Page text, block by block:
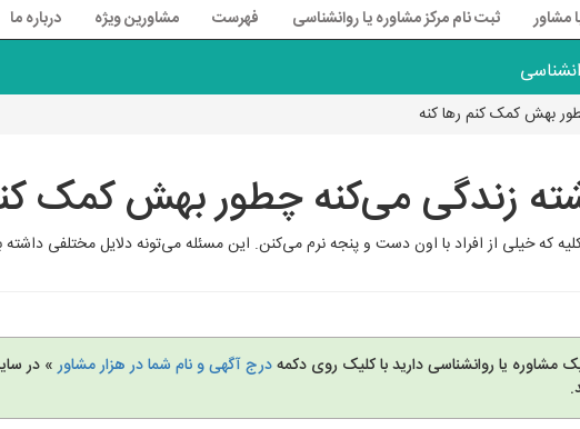
مشاور ثبت نام مرکز مشاوره یا روانشناسی فهرست مشاورین ویژه درباره ما
بهش کمک کنم رها کنه
زندگی می‌کنه چطور بهش کمک
که خیلی از افراد با اون دست و پنجه نرم می‌کنن. این مسئله می‌تونه دلایل مختلفی
مشاوره یا روانشناسی دارید با کلیک روی دکمهدرج آگهی و نام شما در هزار مشاور» در